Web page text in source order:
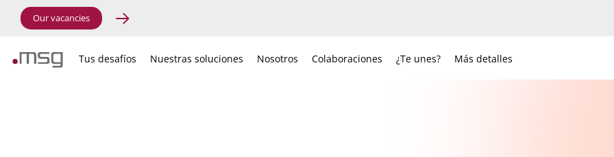
Our vacancies
Tus desafíos Nuestras soluciones Nosotros Colaboraciones ¿Te unes? Más detalles